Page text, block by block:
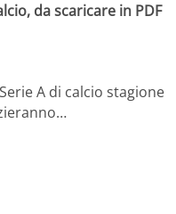
da scaricare in PDF
A di calcio stagione